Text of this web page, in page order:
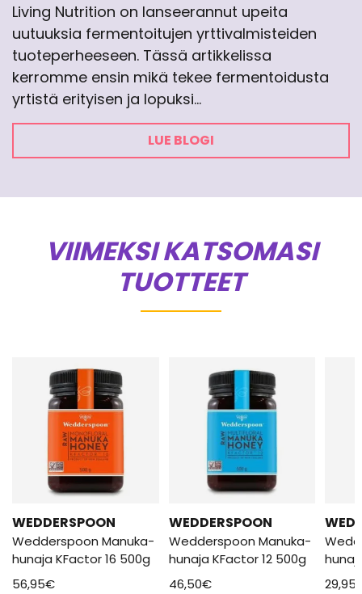
Living Nutrition on lanseerannut upeita
uutuuksia fermentoitujen yrttivalmisteiden
tuoteperheeseen. Tässä artikkelissa
kerromme ensin mikä tekee fermentoidusta
yrtistä erityisen ja lopuksi…
LUE BLOGI
VIIMEKSI KATSOMASI
TUOTTEET
WEDDERSPOON
Wedderspoon Manuka-
hunaja KFactor 16 500g
56,95€
WEDDERSPOON
Wedderspoon Manuka-
hunaja KFactor 12 500g
46,50€
29,95